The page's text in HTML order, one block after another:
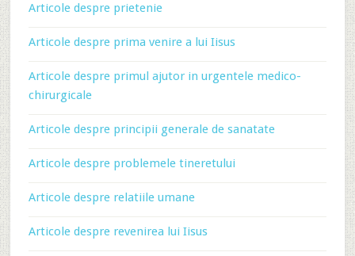
Articole despre prietenie
Articole despre prima venire a lui Iisus
Articole despre primul ajutor in urgentele medico-
chirurgicale
Articole despre principii generale de sanatate
Articole despre problemele tineretului
Articole despre relatiile umane
Articole despre revenirea lui Iisus